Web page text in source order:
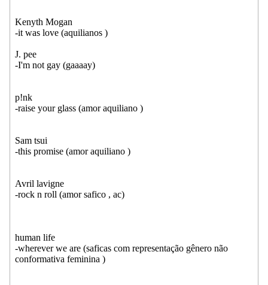
Kenyth Mogan
-it was love (aquilianos )
J. pee
-I'm not gay (gaaaay)
p!nk
-raise your glass (amor aquiliano )
Sam tsui
-this promise (amor aquiliano )
Avril lavigne
-rock n roll (amor safico , ac)
human life
-wherever we are (saficas com representação gênero não
conformativa feminina )